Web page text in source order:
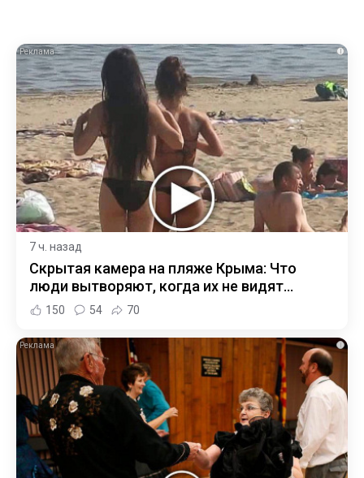
i
7 ч. назад
Скрытая камера на пляже Крыма: Что
люди вытворяют, когда их не видят...
150 54 70
i